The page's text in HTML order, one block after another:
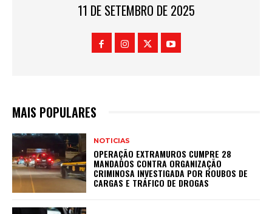
11 DE SETEMBRO DE 2025
MAIS POPULARES
NOTICIAS
OPERAÇÃO EXTRAMUROS CUMPRE 28
MANDADOS CONTRA ORGANIZAÇÃO
CRIMINOSA INVESTIGADA POR ROUBOS DE
CARGAS E TRÁFICO DE DROGAS